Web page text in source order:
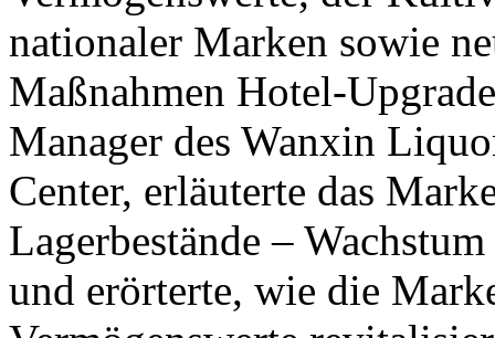
nationaler Marken sowie
Maßnahmen Hotel-
Manager des Wanxin
Center, erläuterte das
Lagerbestände –
und erörterte, wie die